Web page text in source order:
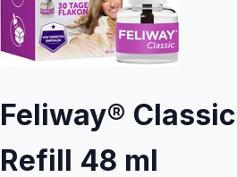
Feliway®
Refill 48 ml